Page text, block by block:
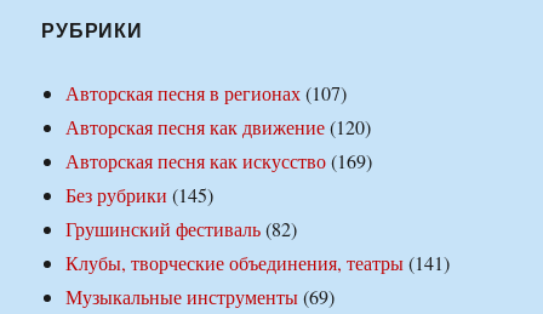
РУБРИКИ
Авторская песня в регионах(107)
Авторская песня как движение(120)
Авторская песня как искусство(169)
Без рубрики (145)
Грушинский фестиваль(82)
Клубы, творческие объединения, театры(141)
Музыкальные инструменты(69)